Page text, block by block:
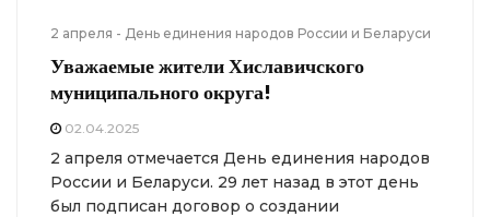
2 апреля - День единения народов России и Беларуси
Уважаемые жителиХиславичского
муниципального округа!
02.04.2025
2 апреля отмечается День единения народов
России и Беларуси. 29 лет назад в этот день
был подписан договор о создании